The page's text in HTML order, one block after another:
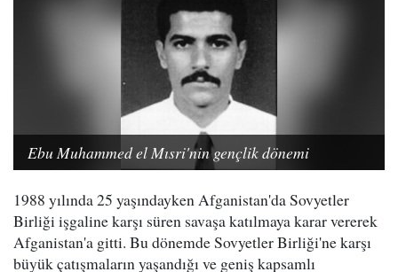
Ebu Muhammed el Mısri'nin gençlik dönemi
1988 yılında 25 yaşındayken Afganistan'da Sovyetler
Birliği işgaline karşı süren savaşa katılmaya karar vererek
Afganistan'a gitti. Bu dönemde Sovyetler Birliği'ne karşı
büyük çatışmaların yaşandığı ve geniş kapsamlı